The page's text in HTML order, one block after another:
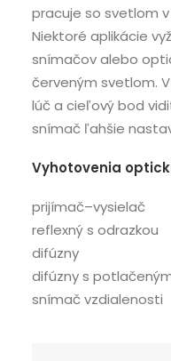
pracuje so svetlom
Niektoré aplikácie
snímačov alebo
červeným svetlom.
lúč a cieľový bod
snímač ľahšie
Vyhotovenia
prijímač–vysielač
reflexný s odrazkou
difúzny
difúzny s
snímač vzdialenosti